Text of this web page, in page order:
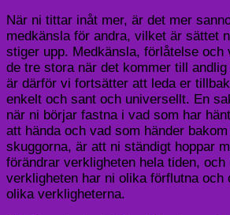
När ni tittar inåt mer, är det mer
medkänsla för andra, vilket är sättet
stiger upp. Medkänsla, förlåtelse
de tre stora när det kommer till
är därför vi fortsätter att leda er
enkelt och sant och universellt. En
när ni börjar fastna i vad som har
att hända och vad som händer
skuggorna, är att ni ständigt hoppar
förändrar verkligheten hela tiden, och
verkligheten har ni olika förflutna och
olika verkligheterna.